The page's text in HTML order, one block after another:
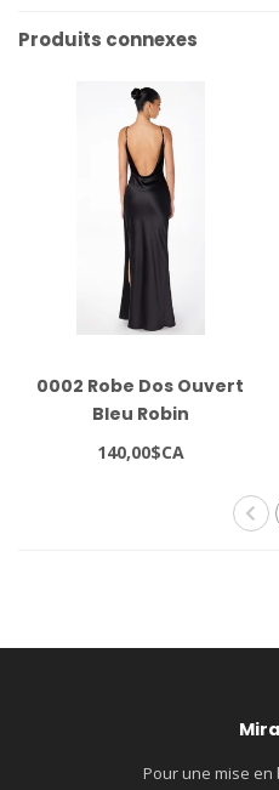
Produits connexes
0002 Robe Dos Ouvert
Bleu Robin
140,00$CA
Pour une mise